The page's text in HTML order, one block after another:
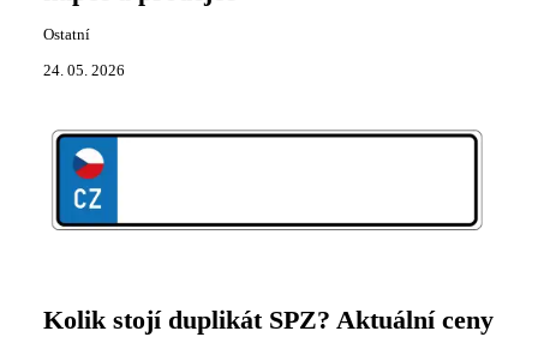
Ostatní
24. 05. 2026
Kolik stojí duplikát SPZ? Aktuální ceny